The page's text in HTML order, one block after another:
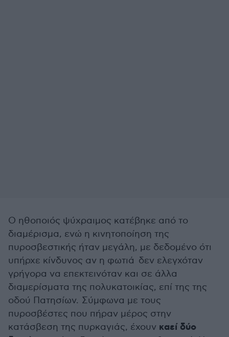
Ο ηθοποιός ψύχραιμος κατέβηκε από το
διαμέρισμα, ενώ η κινητοποίηση της
πυροσβεστικής ήταν μεγάλη, με δεδομένο ότι
υπήρχε κίνδυνος αν η φωτιά δεν ελεγχόταν
γρήγορα να επεκτεινόταν και σε άλλα
διαμερίσματα της πολυκατοικίας, επί της της
οδού Πατησίων. Σύμφωνα με τους
πυροσβέστες που πήραν μέρος στην
κατάσβεση της πυρκαγιάς, έχουν καεί δύο